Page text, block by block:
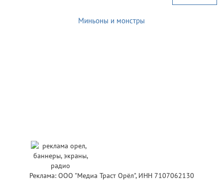
Миньоны и монстры
Реклама: ООО "Медиа Траст Орёл", ИНН 7107062130